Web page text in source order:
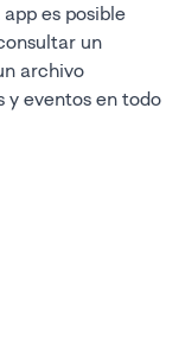
es posible
un
archivo
y eventos en todo